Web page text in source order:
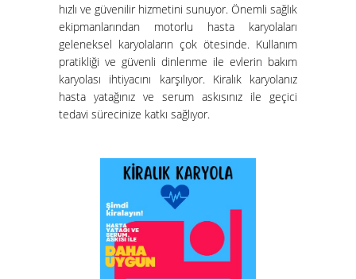
hızlı ve güvenilir hizmetini sunuyor. Önemli sağlık
ekipmanlarından motorlu hasta karyolaları
geleneksel karyolaların çok ötesinde. Kullanım
pratikliği ve güvenli dinlenme ile evlerin bakım
karyolası ihtiyacını karşılıyor. Kiralık karyolanız
hasta yatağınız ve serum askısınız ile geçici
tedavi sürecinize katkı sağlıyor.